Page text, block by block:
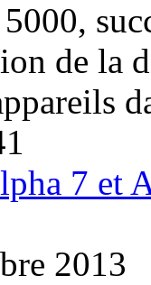
de la
7 et
2013